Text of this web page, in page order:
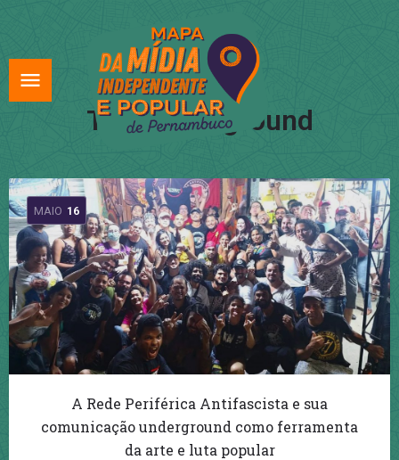
Tag:underground
MAIO 16
A Rede Periférica Antifascista e sua
comunicação underground como ferramenta
da arte e luta popular